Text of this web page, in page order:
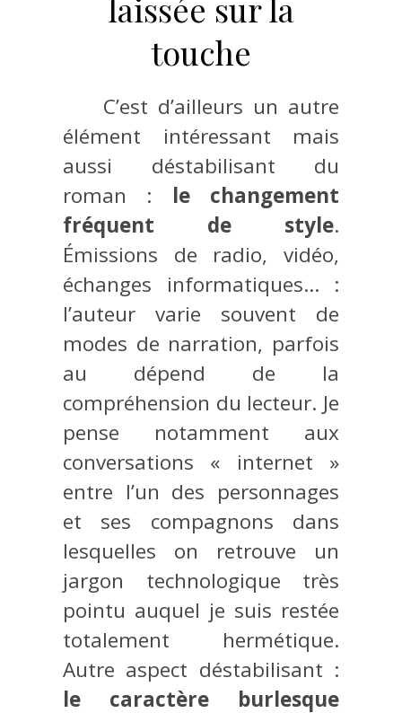
laissée sur la
touche
C’est d’ailleurs un autre
élément intéressant mais
aussi déstabilisant du
roman : le changement
fréquent de style.
Émissions de radio, vidéo,
échanges informatiques… :
l’auteur varie souvent de
modes de narration, parfois
au dépend de la
compréhension du lecteur. Je
pense notamment aux
conversations « internet »
entre l’un des personnages
et ses compagnons dans
lesquelles on retrouve un
jargon technologique très
pointu auquel je suis restée
totalement hermétique.
Autre aspect déstabilisant :
le caractère burlesque